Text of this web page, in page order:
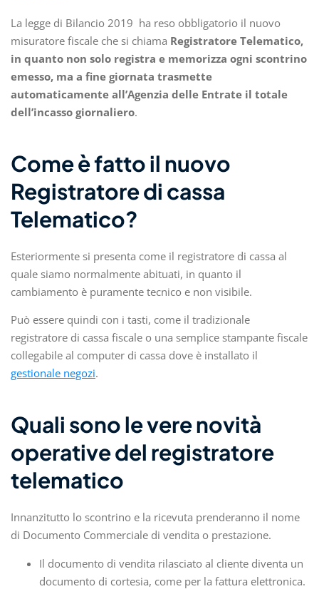
La legge di Bilancio 2019 ha reso obbligatorio il nuovo
misuratore fiscale che si chiama Registratore Telematico,
in quanto non solo registra e memorizza ogni scontrino
emesso, ma a fine giornata trasmette
automaticamente all’Agenzia delle Entrate il totale
dell’incasso giornaliero.
Come è fatto il nuovo
Registratore di cassa
Telematico?
Esteriormente si presenta come il registratore di cassa al
quale siamo normalmente abituati, in quanto il
cambiamento è puramente tecnico e non visibile.
Può essere quindi con i tasti, come il tradizionale
registratore di cassa fiscale o una semplice stampante fiscale
collegabile al computer di cassa dove è installato il
gestionale negozi.
Quali sono le vere novità
operative del registratore
telematico
Innanzitutto lo scontrino e la ricevuta prenderanno il nome
di Documento Commerciale di vendita o prestazione.
Il documento di vendita rilasciato al cliente diventa un
documento di cortesia, come per la fattura elettronica.